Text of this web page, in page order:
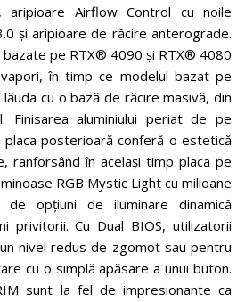
aripioare Airflow Control cu noile
și aripioare de răcire anterograde.
pe RTX® 4090 și RTX® 4080
în timp ce modelul bazat pe
cu o bază de răcire masivă, din
Finisarea aluminiului periat de pe
posterioară conferă o estetică
ranforsând în același timp placa pe
RGB Mystic Light cu milioane
opțiuni de iluminare dinamică
privitorii. Cu Dual BIOS, utilizatorii
nivel redus de zgomot sau pentru
cu o simplă apăsare a unui buton.
sunt la fel de impresionante ca